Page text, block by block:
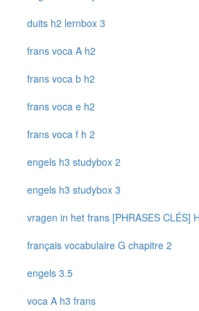
duits h2 lernbox 3
frans voca A h2
frans voca b h2
frans voca e h2
frans voca f h 2
engels h3 studybox 2
engels h3 studybox 3
vragen in het frans [PHRASES CLÉS]
français vocabulaire G chapitre 2
engels 3.5
voca A h3 frans